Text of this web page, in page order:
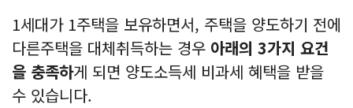
1세대가 1주택을 보유하면서, 주택을 양도하기 전에
다른주택을 대체취득하는 경우 아래의 3가지 요건
을 충족하게 되면 양도소득세 비과세 혜택을 받을
수 있습니다.